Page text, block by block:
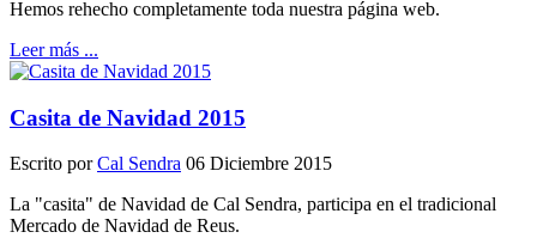
Hemos rehecho completamente toda nuestra página web.
Leer más ...
Casita de Navidad 2015
Escrito porCal Sendra 06 Diciembre 2015
La "casita" de Navidad de Cal Sendra, participa en el tradicional
Mercado de Navidad de Reus.